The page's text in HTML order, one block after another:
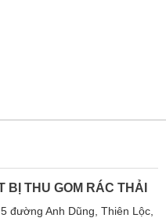
THU GOM RÁC THẢI
đường Anh Dũng, Thiên Lộc,